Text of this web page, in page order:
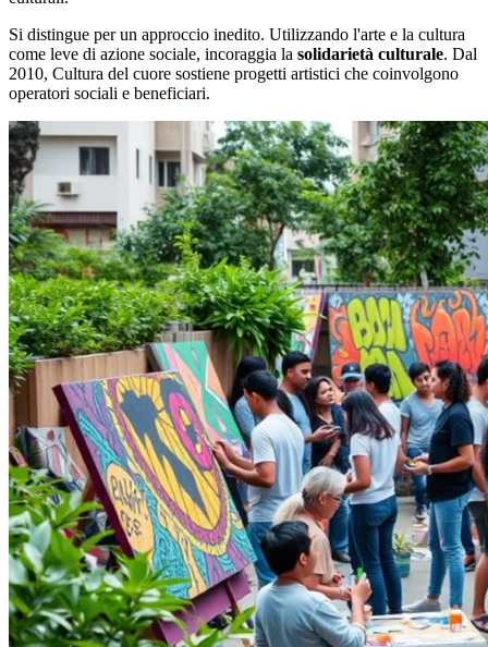
Si distingue per un approccio inedito. Utilizzando l'arte e la cultura
come leve di azione sociale, incoraggia la solidarietà culturale. Dal
2010, Cultura del cuore sostiene progetti artistici che coinvolgono
operatori sociali e beneficiari.